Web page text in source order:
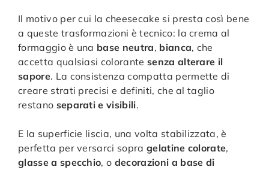
Il motivo per cui la cheesecake si presta così bene
a queste trasformazioni è tecnico: la crema al
formaggio è una base neutra, bianca, che
accetta qualsiasi colorante senza alterare il
sapore. La consistenza compatta permette di
creare strati precisi e definiti, che al taglio
restano separati e visibili.
E la superficie liscia, una volta stabilizzata, è
perfetta per versarci sopra gelatine colorate,
glasse a specchio, o decorazioni a base di